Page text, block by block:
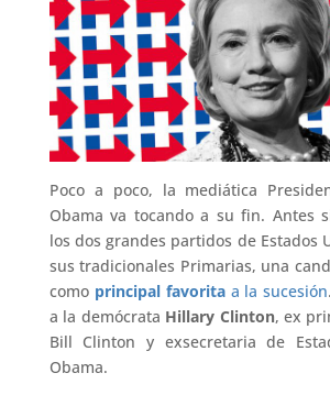
Poco a poco, la mediática
Obama va tocando a su fin. Antes
los dos grandes partidos de Estados
sus tradicionales Primarias, una
como principal favoritaa la sucesión
a la demócrata Hillary Clinton, ex
Bill Clinton y exsecretaria de
Obama.